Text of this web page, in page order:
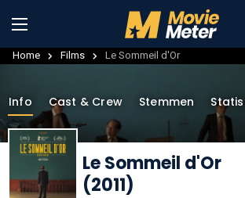
Home Films Le Sommeil d'Or
Info Cast & Crew Stemmen
Le Sommeil d'Or
(2011)